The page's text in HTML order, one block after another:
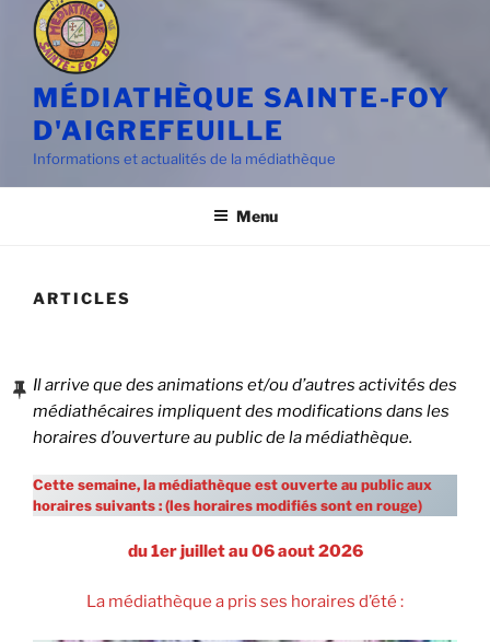
MÉDIATHÈQUE SAINTE-FOY
D'AIGREFEUILLE
Informations et actualités de la médiathèque
Menu
ARTICLES
LE
Il arrive que des animations et/ou d’autres activités des
médiathécaires impliquent des modifications dans les
horaires d’ouverture au public de la médiathèque.
Cette semaine, la médiathèque est ouverte au public aux
horaires suivants :(les horaires modifiés sont en rouge)
du 1er juillet au 06 aout 2026
La médiathèque a pris ses horaires d’été :